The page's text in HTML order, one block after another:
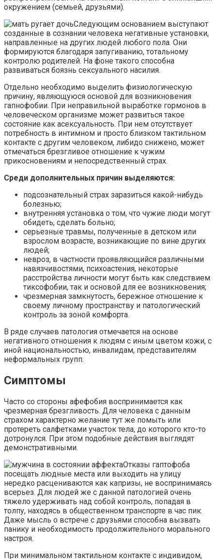
окружением (семьей, друзьями).
Следующим основанием выступают
созданные в сознании человека негативные установки,
направленные на других людей любого пола. Они
формируются благодаря запугиванию, тотальному
контролю родителей. На фоне такого способна
развиваться боязнь сексуального насилия.
Отдельно необходимо выделить физиологическую
причину, являющуюся основой для возникновения
гапнофобии. При неправильной выработке гормонов в
человеческом организме может развиться такое
состояние как асексуальность. При нем отсутствует
потребность в интимном и просто близком тактильном
контакте с другим человеком, либидо снижено, может
отмечаться брезгливое отношение к чужим
прикосновениям и непосредственный страх.
Среди дополнительных причин выделяются:
подсознательный страх заразиться какой-нибудь
болезнью;
внутренняя установка о том, что чужие люди могут
обидеть, сделать больно;
серьезные травмы, полученные в детском или
взрослом возрасте, возникающие по вине других
людей;
невроз, в частности проявляющийся различными
навязчивостями, психоастения, некоторые
расстройства личности могут быть как следствием
тиксофобии, так и основой для ее возникновения;
чрезмерная замкнутость, бережное отношение к
своему личному пространству и патологический
контроль за зоной комфорта.
В ряде случаев патология отмечается на основе
негативного отношения к людям с иным цветом кожи, с
иной национальностью, инвалидам, представителям
неформальных групп.
Симптомы
Часто со стороны афефобия воспринимается как
чрезмерная брезгливость. Для человека с данным
страхом характерно желание тут же помыть или
протереть салфетками участок тела, до которого кто-то
дотронулся. При этом подобные действия выглядят
демонстративными.
Отказы гаптофоба
посещать людные места или выходить на улицу
нередко расцениваются как капризы, не воспринимаясь
всерьез. Для людей же с данной патологией очень
тяжело удерживать над собой контроль, попадая в
толпу, находясь в общественном транспорте в час пик.
Даже мысль о встрече с друзьями способна вызвать
панику и необходимость продолжительного морального
настроя.
При минимальном тактильном контакте с индивидом,